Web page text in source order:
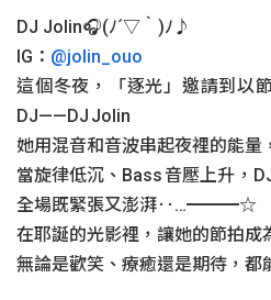
DJ Jolin🎧(ﾉ´▽｀)ﾉ♪
IG： @jolin_ouo
這個冬夜，「逐光」邀請到以
DJ——DJ Jolin
她用混音和音波串起夜裡的能
當旋律低沉、Bass 音壓上升，
全場既緊張又澎湃‥…━━━☆
在耶誕的光影裡，讓她的節拍成
無論是歡笑、療癒還是期待，都